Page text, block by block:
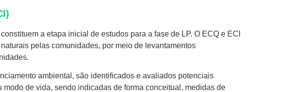
a etapa inicial de estudos para a fase de LP. O ECQ e ECI
pelas comunidades, por meio de levantamentos
ambiental, são identificados e avaliados potenciais
de vida, sendo indicadas de forma conceitual, medidas de